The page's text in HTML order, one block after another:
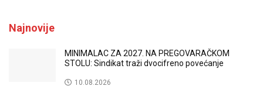
Najnovije
MINIMALAC ZA 2027. NA PREGOVARAČKOM
STOLU: Sindikat traži dvocifreno povećanje
10.08.2026